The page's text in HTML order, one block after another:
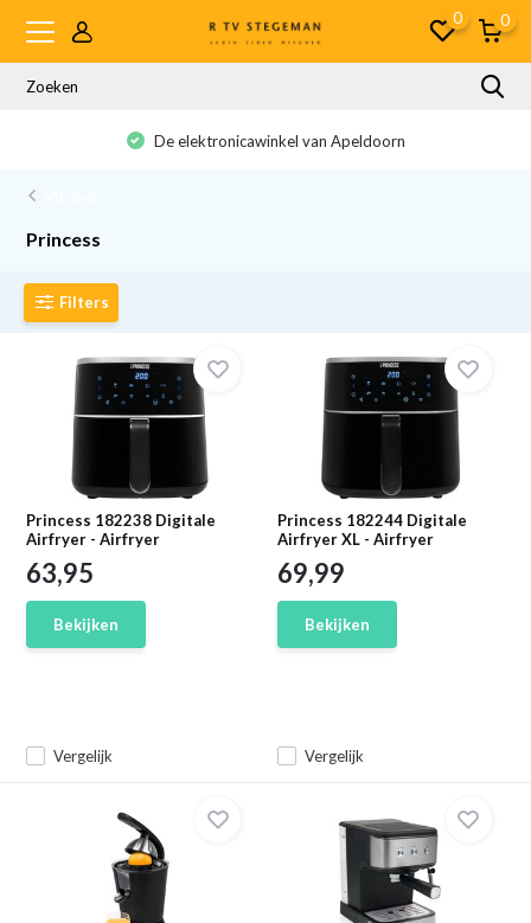
0 0
De elektronicawinkel van Apeldoorn
Princess
Filters
Princess 182238 Digitale
Airfryer - Airfryer
Vergelijk
63,95
Bekijken
Princess 182244 Digitale
Airfryer XL - Airfryer
Vergelijk
69,99
Bekijken